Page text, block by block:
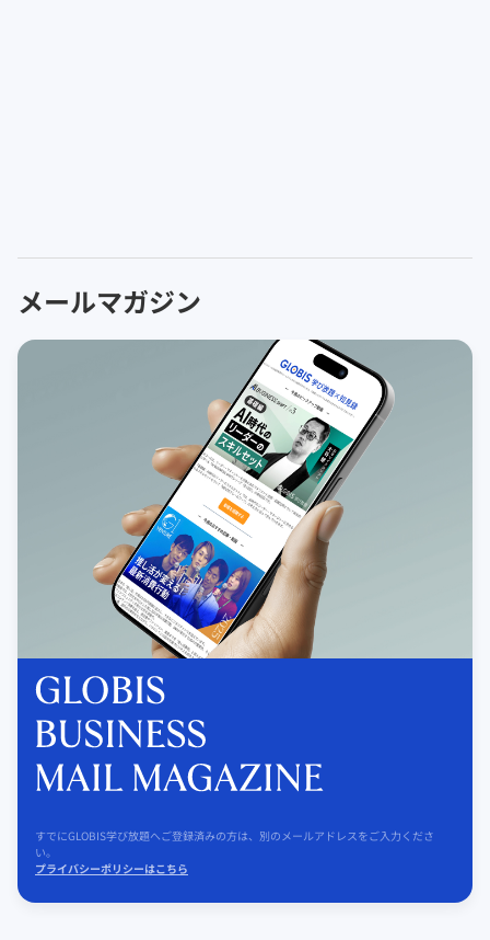
メールマガジン
すでにGLOBIS学び放題へご登録済みの方は、別のメールアドレスをご入力くださ
い。
プライバシーポリシーはこちら